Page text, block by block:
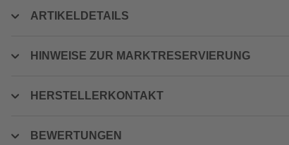
ARTIKELDETAILS
HINWEISE ZUR MARKTRESERVIERUNG
HERSTELLERKONTAKT
BEWERTUNGEN